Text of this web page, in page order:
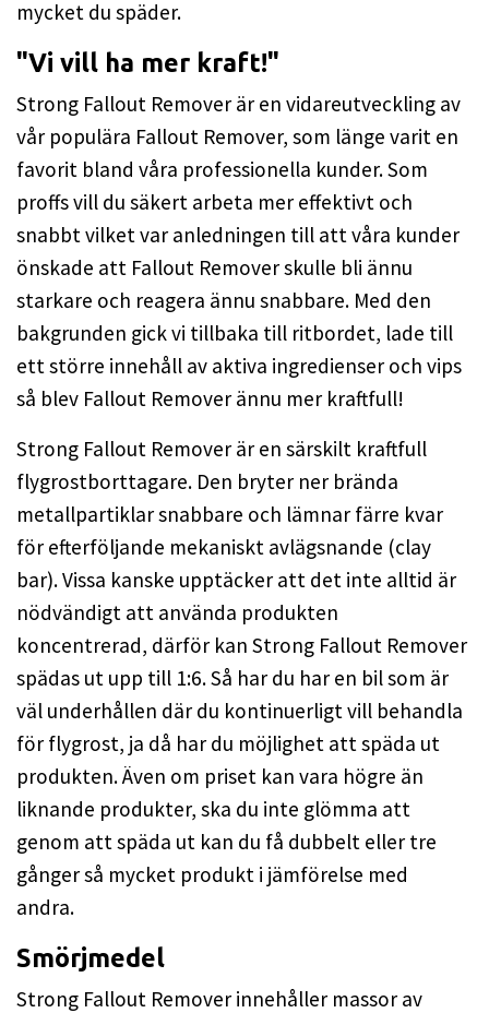
mycket du späder.
"Vi vill ha mer kraft!"
Strong Fallout Remover är en vidareutveckling av
vår populära Fallout Remover, som länge varit en
favorit bland våra professionella kunder. Som
proffs vill du säkert arbeta mer effektivt och
snabbt vilket var anledningen till att våra kunder
önskade att Fallout Remover skulle bli ännu
starkare och reagera ännu snabbare. Med den
bakgrunden gick vi tillbaka till ritbordet, lade till
ett större innehåll av aktiva ingredienser och vips
så blev Fallout Remover ännu mer kraftfull!
Strong Fallout Remover är en särskilt kraftfull
flygrostborttagare. Den bryter ner brända
metallpartiklar snabbare och lämnar färre kvar
för efterföljande mekaniskt avlägsnande (clay
bar). Vissa kanske upptäcker att det inte alltid är
nödvändigt att använda produkten
koncentrerad, därför kan Strong Fallout Remover
spädas ut upp till 1:6. Så har du har en bil som är
väl underhållen där du kontinuerligt vill behandla
för flygrost, ja då har du möjlighet att späda ut
produkten. Även om priset kan vara högre än
liknande produkter, ska du inte glömma att
genom att späda ut kan du få dubbelt eller tre
gånger så mycket produkt i jämförelse med
andra.
Smörjmedel
Strong Fallout Remover innehåller massor av